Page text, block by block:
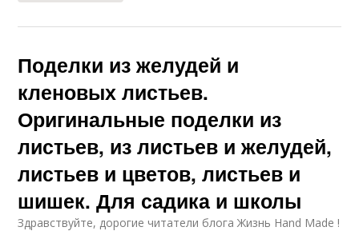
Поделки из желудей и
кленовых листьев.
Оригинальные поделки из
листьев, из листьев и желудей,
листьев и цветов, листьев и
шишек. Для садика и школы
Здравствуйте, дорогие читатели блога Жизнь Hand Made !